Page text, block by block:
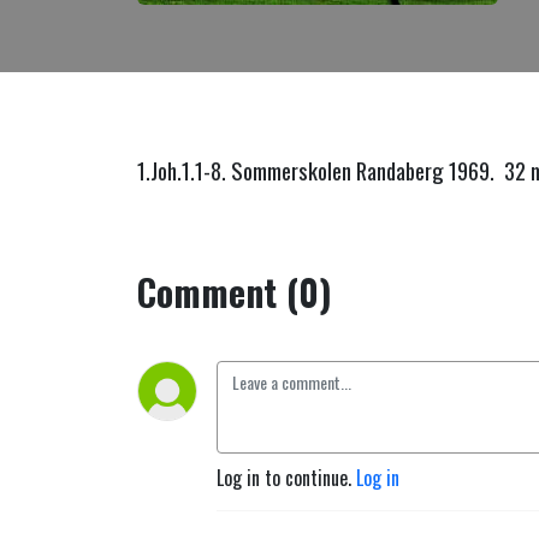
1.Joh.1.1-8. Sommerskolen Randaberg 1969. 32
Comment (0)
Log in to continue. Log in